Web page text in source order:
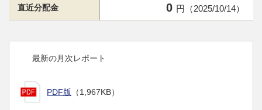
直近分配金 0 円（2025/10/14）
最新の月次レポート
PDF版 （1,967KB）